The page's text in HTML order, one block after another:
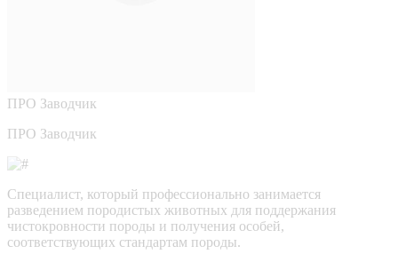
ПРО Заводчик
ПРО Заводчик
Специалист, который профессионально занимается
разведением породистых животных для поддержания
чистокровности породы и получения особей,
соответствующих стандартам породы.